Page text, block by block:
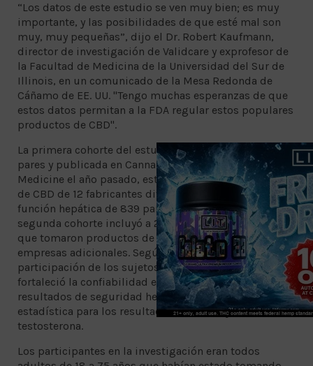
“Los datos de este estudio se ven muy bien; es muy
importante, y las posibilidades de que esté mal son
muy, muy pequeñas”, dijo el Dr. Robert Kaufmann,
director de investigación de Validcare y exprofesor de
la Facultad de Medicina de la Universidad del Sur de
Illinois, en un comunicado de la Mesa Redonda de
Cáñamo de EE. UU. "Tengo muchas esperanzas de que
estos datos permitan a la FDA regular estos populares
productos de CBD".
La primera cohorte del estudio, que fue revisada por
pares y publicada en Cannabis and Cannabinoid
Medicine el año pasado, estudió cómo los productos
de CBD de 12 fabricantes diferentes afectaron la
función hepática de 839 participantes del estudio. La
segunda cohorte incluyó a 222 personas adicionales
que tomaron productos de CBD producidos por cinco
empresas adicionales. Según los investigadores, la
participación de los sujetos de estudio adicionales
fortaleció la confiabilidad estadística de los
resultados de seguridad hepática y logró relevancia
estadística para los resultados de sueño y
testosterona.
Los participantes en la investigación eran todos